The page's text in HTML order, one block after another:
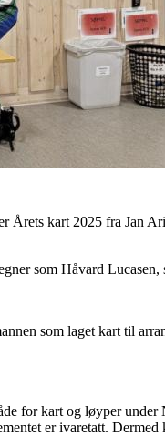
Årets kart 2025 fra Jan
som Håvard
som laget kart til
for kart og løyper
er ivaretatt.